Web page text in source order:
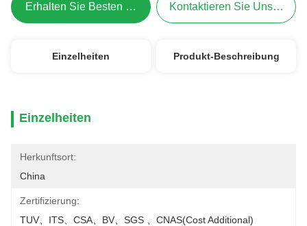
Erhalten Sie Besten Preis Kontaktieren Sie Uns Jetzt
Einzelheiten Produkt-Beschreibung
Einzelheiten
Herkunftsort:
China
Zertifizierung:
TUV、ITS、CSA、BV、SGS 、CNAS(cost Additional)